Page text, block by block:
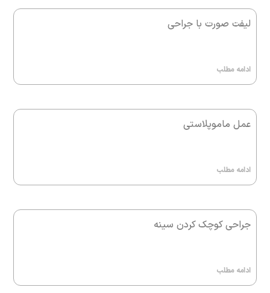
لیفت صورت با جراحی
ادامه مطلب
عمل ماموپلاستی
ادامه مطلب
جراحی کوچک کردن سینه
ادامه مطلب